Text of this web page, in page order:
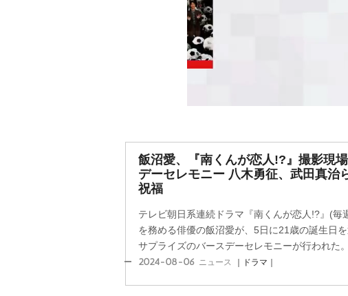
飯沼愛、『南くんが恋人!?』撮影現
デーセレモニー 八木勇征、武田真治
祝福
テレビ朝日系連続ドラマ『南くんが恋人!?』(毎
を務める俳優の飯沼愛が、5日に21歳の誕生日
サプライズのバースデーセレモニーが行われた。
2024-08-06 ニュース ｜ドラマ｜